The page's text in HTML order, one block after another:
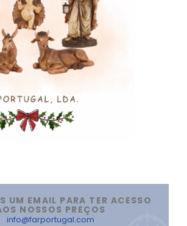
UM EMAIL PARA TER ACESSO
NOSSOS PREÇOS
info@farportugal.com